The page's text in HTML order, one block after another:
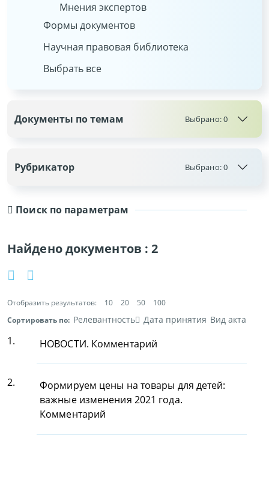
Поиск по параметрам
Найдено документов :2
Отобразить результатов: 10 20 50
100
Сортировать по: Релевантность Дата принятия Вид акта
1. НОВОСТИ. Комментарий
2.
Формируем цены на товары для детей:
важные изменения 2021 года.
Комментарий
Мнения экспертов
Формы документов
Научная правовая библиотека
Выбрать все
Документы по темам Выбрано:0
Рубрикатор Выбрано:0